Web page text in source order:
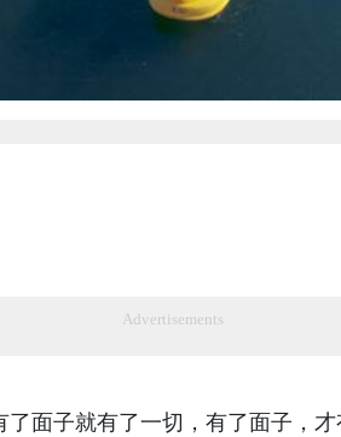
Advertisements
面子就有了一切，有了面子，才